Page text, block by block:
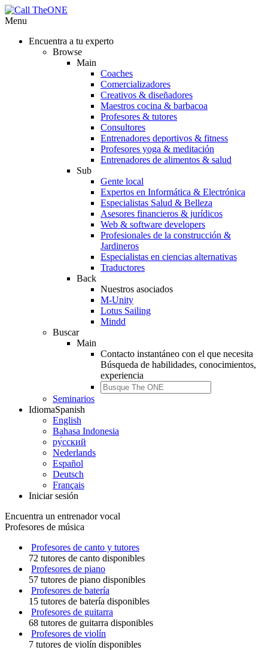
Menu
Encuentra a tu experto
Browse
Main
Coaches
Comercializadores
Creativos & diseñadores
Maestros cocina & barbacoa
Profesores & tutores
Consultores
Entrenadores deportivos & fitness
Profesores yoga & meditación
Entrenadores de alimentos & salud
Sub
Gente local
Expertos en Informática & Electrónica
Especialistas Salud & Belleza
Asesores financieros & jurídicos
Web & software developers
Profesionales de la construcción &
Jardineros
Especialistas en ciencias alternativas
Traductores
Back
Nuestros asociados
M-Unity
Lotus Sailing
Mindd
Buscar
Main
Contacto instantáneo con el que necesita
Búsqueda de habilidades, conocimientos,
experiencia
Seminarios
IdiomaSpanish
English
Bahasa Indonesia
ру́сский
Nederlands
Español
Deutsch
Français
Iniciar sesión
Encuentra un entrenador vocal
Profesores de música
Profesores de canto y tutores
72 tutores de canto disponibles
Profesores de piano
57 tutores de piano disponibles
Profesores de batería
15 tutores de batería disponibles
Profesores de guitarra
68 tutores de guitarra disponibles
Profesores de violín
7 tutores de violín disponibles